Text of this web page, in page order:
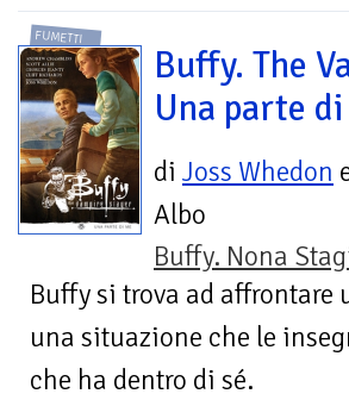
FUMETTI
Buffy. The
Una parte di
di Joss Whedon
Albo
Buffy. Nona
Buffy si trova ad
una situazione che le
che ha dentro di sé.